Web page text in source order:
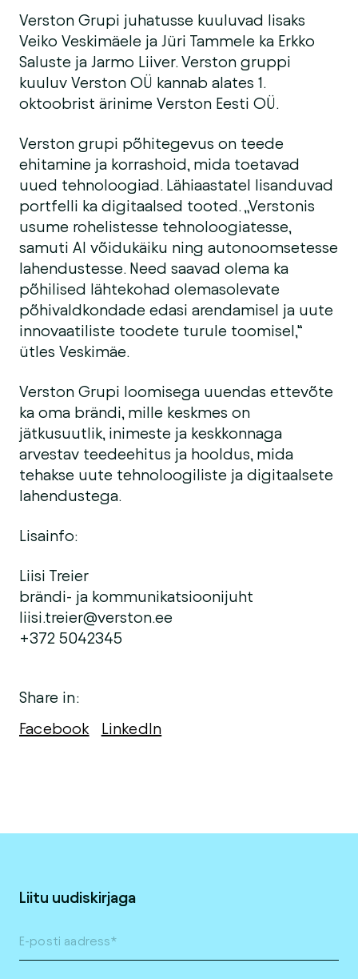
Verston Grupi juhatusse kuuluvad lisaks
Veiko Veskimäele ja Jüri Tammele ka Erkko
Saluste ja Jarmo Liiver. Verston gruppi
kuuluv Verston OÜ kannab alates 1.
oktoobrist ärinime Verston Eesti OÜ.
Verston grupi põhitegevus on teede
ehitamine ja korrashoid, mida toetavad
uued tehnoloogiad. Lähiaastatel lisanduvad
portfelli ka digitaalsed tooted. „Verstonis
usume rohelistesse tehnoloogiatesse,
samuti AI võidukäiku ning autonoomsetesse
lahendustesse. Need saavad olema ka
põhilised lähtekohad olemasolevate
põhivaldkondade edasi arendamisel ja uute
innovaatiliste toodete turule toomisel,“
ütles Veskimäe.
Verston Grupi loomisega uuendas ettevõte
ka oma brändi, mille keskmes on
jätkusuutlik, inimeste ja keskkonnaga
arvestav teedeehitus ja hooldus, mida
tehakse uute tehnoloogiliste ja digitaalsete
lahendustega.
Lisainfo:
Liisi Treier
brändi- ja kommunikatsioonijuht
liisi.treier@verston.ee
+372 5042345
Share in:
Facebook
LinkedIn
Liitu uudiskirjaga